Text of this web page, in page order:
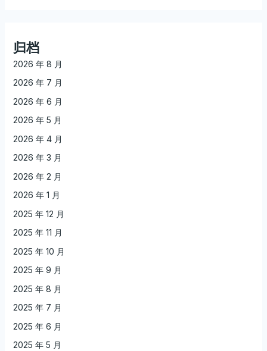
归档
2026 年 8 月
2026 年 7 月
2026 年 6 月
2026 年 5 月
2026 年 4 月
2026 年 3 月
2026 年 2 月
2026 年 1 月
2025 年 12 月
2025 年 11 月
2025 年 10 月
2025 年 9 月
2025 年 8 月
2025 年 7 月
2025 年 6 月
2025 年 5 月